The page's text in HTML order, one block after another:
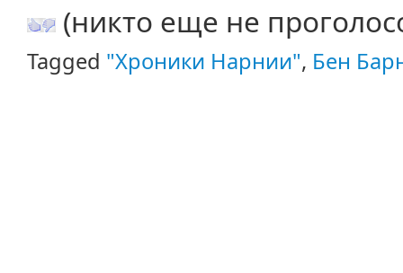
(никто еще не
Tagged "Хроники Нарнии", Бен